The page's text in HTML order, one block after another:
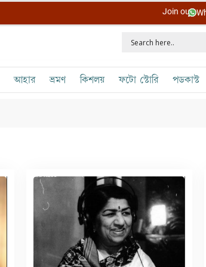
Join our
আহার ভ্রমণ কিশলয় ফটো স্টোরি পডকাস্ট